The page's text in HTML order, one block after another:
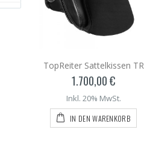
TopReiter Sattelkissen TR
1.700,00 €
Inkl. 20% MwSt.
IN DEN WARENKORB